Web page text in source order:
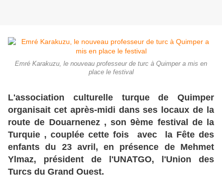
Emré Karakuzu, le nouveau professeur de turc à Quimper a mis en
place le festival
L'association culturelle turque de Quimper
organisait cet après-midi dans ses locaux de la
route de Douarnenez , son 9ème festival de la
Turquie , couplée cette fois avec la Fête des
enfants du 23 avril, en présence de Mehmet
Ylmaz, président de l'UNATGO, l'Union des
Turcs du Grand Ouest.